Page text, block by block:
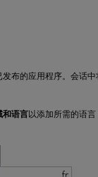
布的应用程序。会话
和语言以添加所需的语言